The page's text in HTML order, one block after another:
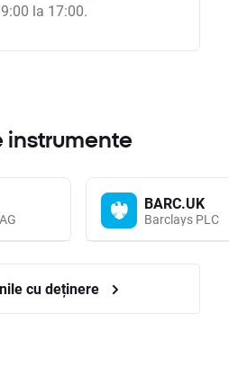
la 17:00.
instrumente
BARC.UK
Barclays PLC
cu deținere